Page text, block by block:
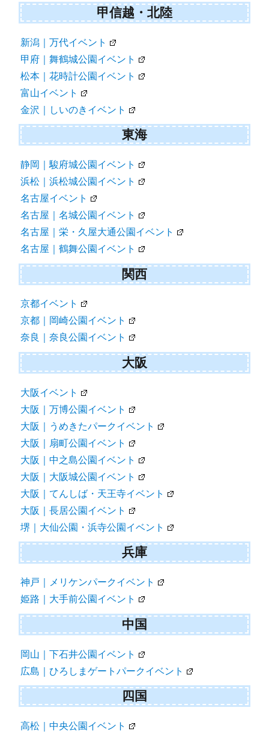
甲信越・北陸
新潟｜万代イベント
甲府｜舞鶴城公園イベント
松本｜花時計公園イベント
富山イベント
金沢｜しいのきイベント
東海
静岡｜駿府城公園イベント
浜松｜浜松城公園イベント
名古屋イベント
名古屋｜名城公園イベント
名古屋｜栄・久屋大通公園イベント
名古屋｜鶴舞公園イベント
関西
京都イベント
京都｜岡崎公園イベント
奈良｜奈良公園イベント
大阪
大阪イベント
大阪｜万博公園イベント
大阪｜うめきたパークイベント
大阪｜扇町公園イベント
大阪｜中之島公園イベント
大阪｜大阪城公園イベント
大阪｜てんしば・天王寺イベント
大阪｜長居公園イベント
堺｜大仙公園・浜寺公園イベント
兵庫
神戸｜メリケンパークイベント
姫路｜大手前公園イベント
中国
岡山｜下石井公園イベント
広島｜ひろしまゲートパークイベント
四国
高松｜中央公園イベント